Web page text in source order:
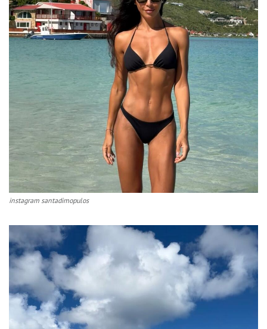
instagram santadimopulos